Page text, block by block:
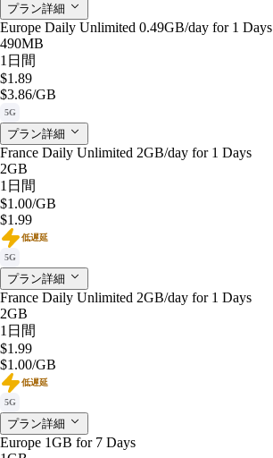
プラン詳細
Europe Daily Unlimited 0.49GB/day for 1 Days
490MB
1日間
$1.89
$3.86/GB
5G
プラン詳細
France Daily Unlimited 2GB/day for 1 Days
2GB
1日間
$1.00/GB
$1.99
低遅延
5G
プラン詳細
France Daily Unlimited 2GB/day for 1 Days
2GB
1日間
$1.99
$1.00/GB
低遅延
5G
プラン詳細
Europe 1GB for 7 Days